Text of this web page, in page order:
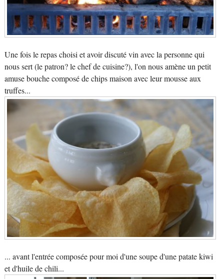
Une fois le repas choisi et avoir discuté vin avec la personne qui
nous sert (le patron? le chef de cuisine?), l'on nous amène un petit
amuse bouche composé de chips maison avec leur mousse aux
truffes...
... avant l'entrée composée pour moi d'une soupe d'une patate kiwi
et d'huile de chili...